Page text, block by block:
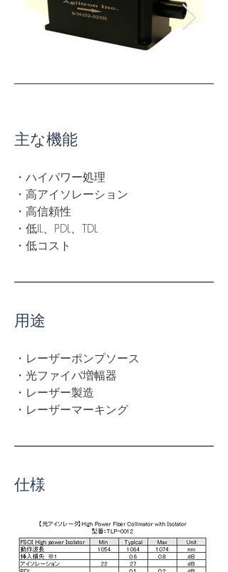
主な機能
・ハイパワー処理
・高アイソレーション
・高信頼性
・低IL、PDL、TDL
・低コスト
用途
・レーザーポンプソース
・光ファイバ増幅器
・レーザー製造
・レーザーマーキング
仕様